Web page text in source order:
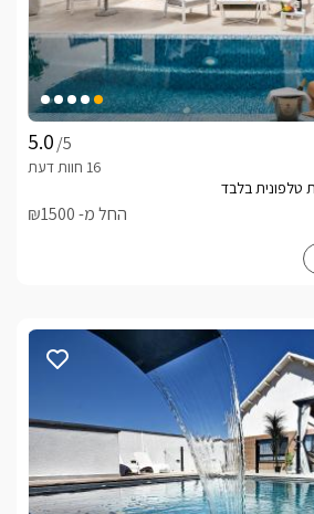
/5
החל מ- ₪1500